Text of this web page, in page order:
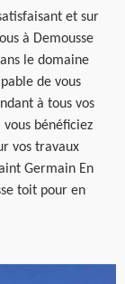
et sur
à Demousse
le domaine
de vous
à tous vos
vous bénéficiez
vos travaux
Germain En
toit pour en